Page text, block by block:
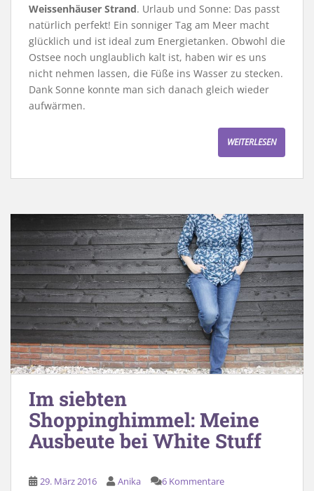
Weissenhäuser Strand. Urlaub und Sonne: Das passt
natürlich perfekt! Ein sonniger Tag am Meer macht
glücklich und ist ideal zum Energietanken. Obwohl die
Ostsee noch unglaublich kalt ist, haben wir es uns
nicht nehmen lassen, die Füße ins Wasser zu stecken.
Dank Sonne konnte man sich danach gleich wieder
aufwärmen.
WEITERLESEN
Im siebten
Shoppinghimmel: Meine
Ausbeute bei White Stuff
29. März 2016 Anika 6 Kommentare